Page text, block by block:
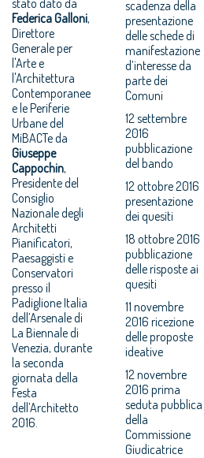
Federica Galloni,
Direttore
Generale per
l'Arte e
l'Architettura
Contemporanee
e le Periferie
Urbane del
MiBACTe da
Giuseppe
Cappochin,
Presidente del
Consiglio
Nazionale degli
Architetti
Pianificatori,
Paesaggisti e
Conservatori
presso il
Padiglione Italia
dell’Arsenale di
La Biennale di
Venezia, durante
la seconda
giornata della
Festa
dell’Architetto
2016.
scadenza della
presentazione
delle schede di
manifestazione
d’interesse da
parte dei
Comuni
12 settembre
2016
pubblicazione
del bando
12 ottobre 2016
presentazione
dei quesiti
18 ottobre 2016
pubblicazione
delle risposte ai
quesiti
11 novembre
2016 ricezione
delle proposte
ideative
12 novembre
2016 prima
seduta pubblica
della
Commissione
Giudicatrice